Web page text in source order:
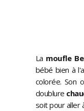
La moufle
bébé bien à
colorée. Son
doublure
soit pour aller